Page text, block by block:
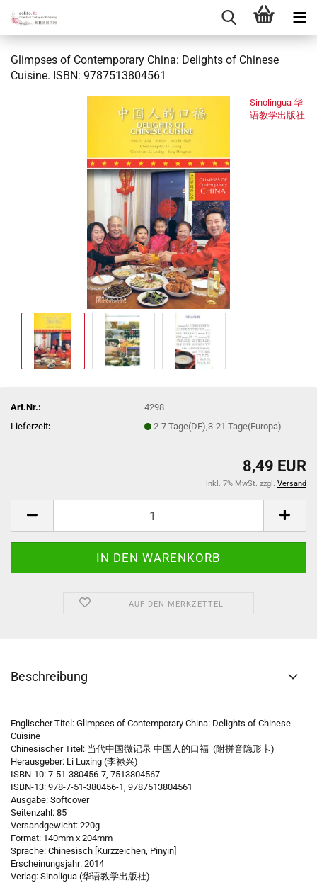
Glimpses of Contemporary China: Delights of Chinese
Cuisine. ISBN: 9787513804561
Sinolingua 华
语教学出版社
Art.Nr.:
4298
Lieferzeit: 2-7 Tage(DE),3-21 Tage(Europa)
8,49 EUR
inkl. 7% MwSt. zzgl. Versand
AUF DEN MERKZETTEL
Beschreibung
Englischer Titel: Glimpses of Contemporary China: Delights of Chinese
Cuisine
Chinesischer Titel: 当代中国微记录 中国人的口福 (附拼音隐形卡)
Herausgeber: Li Luxing (李禄兴)
ISBN-10: 7-51-380456-7, 7513804567
ISBN-13: 978-7-51-380456-1, 9787513804561
Ausgabe: Softcover
Seitenzahl: 85
Versandgewicht: 220g
Format: 140mm x 204mm
Sprache: Chinesisch [Kurzzeichen, Pinyin]
Erscheinungsjahr: 2014
Verlag: Sinoligua (华语教学出版社)